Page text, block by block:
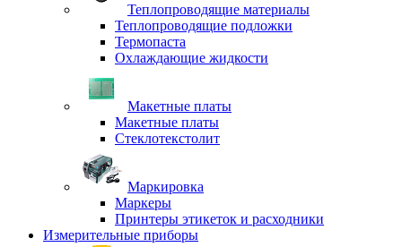
Теплопроводящие материалы
Теплопроводящие подложки
Термопаста
Охлаждающие жидкости
Макетные платы
Макетные платы
Стеклотекстолит
Маркировка
Маркеры
Принтеры этикеток и расходники
Измерительные приборы